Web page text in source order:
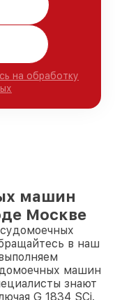
на обработку
машин
Москве
в наш
машин
знают
G 1834 SCi.